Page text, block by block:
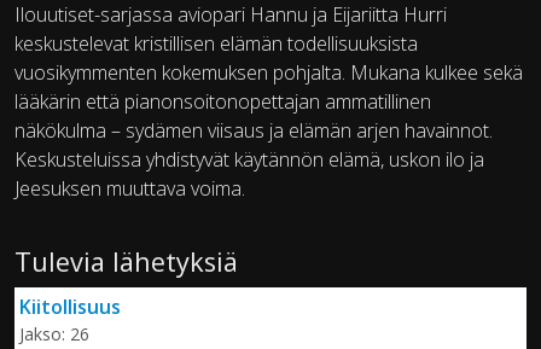
Ilouutiset-sarjassa aviopari Hannu ja Eijariitta Hurri
keskustelevat kristillisen elämän todellisuuksista
vuosikymmenten kokemuksen pohjalta. Mukana kulkee sekä
lääkärin että pianonsoitonopettajan ammatillinen
näkökulma – sydämen viisaus ja elämän arjen havainnot.
Keskusteluissa yhdistyvät käytännön elämä, uskon ilo ja
Jeesuksen muuttava voima.
Tulevia lähetyksiä
Kiitollisuus
Jakso: 26